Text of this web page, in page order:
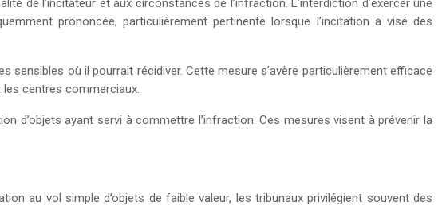
de l’incitateur et aux circonstances de l’infraction. L’interdiction d’exercer une
prononcée, particulièrement pertinente lorsque l’incitation a visé des
sensibles où il pourrait récidiver. Cette mesure s’avère particulièrement efficace
centres commerciaux.
d’objets ayant servi à commettre l’infraction. Ces mesures visent à prévenir la
au vol simple d’objets de faible valeur, les tribunaux privilégient souvent des